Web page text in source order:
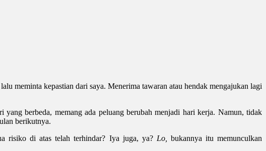
meminta kepastian dari saya. Menerima tawaran atau hendak mengajukan lagi
berbeda, memang ada peluang berubah menjadi hari kerja. Namun, tidak
berikutnya.
risiko di atas telah terhindar? Iya juga, ya? Lo, bukannya itu memunculkan